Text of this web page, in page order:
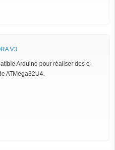
V3
Arduino pour réaliser des e-
ATMega32U4.